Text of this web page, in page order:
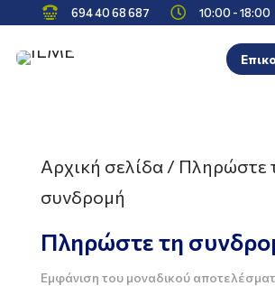
 694 40 68 687  10:00 - 18:00
Αρχική σελίδα / Πληρώστε
συνδρομή
Πληρώστε τη
Εμφάνιση του μοναδικού